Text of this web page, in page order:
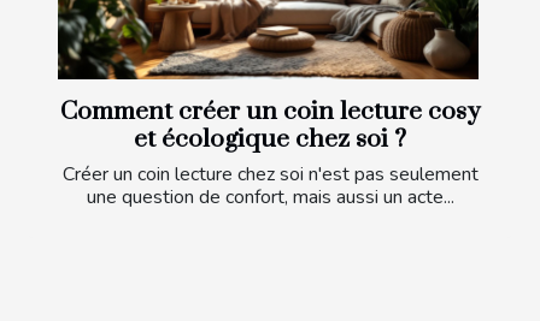
Comment créer un coin lecture cosy
et écologique chez soi ?
Créer un coin lecture chez soi n'est pas seulement
une question de confort, mais aussi un acte...